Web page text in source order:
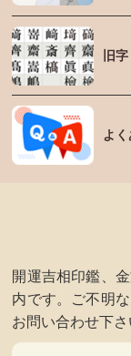
旧
よ
開運吉相印鑑、
内です。ご不明
お問い合わせ下さ